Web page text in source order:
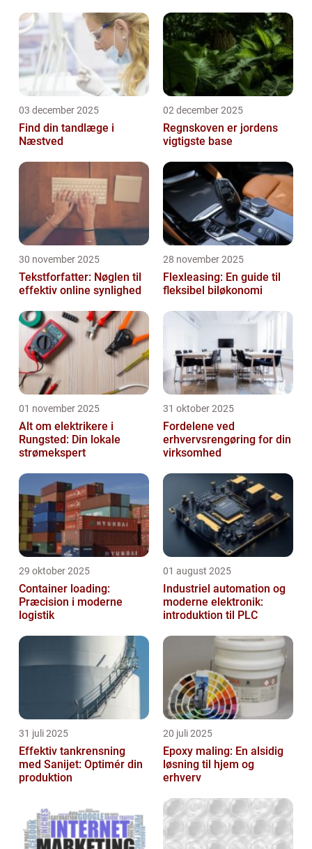
03 december 2025
Find din tandlæge i
Næstved
02 december 2025
Regnskoven er jordens
vigtigste base
30 november 2025
Tekstforfatter: Nøglen til
effektiv online synlighed
28 november 2025
Flexleasing: En guide til
fleksibel biløkonomi
01 november 2025
Alt om elektrikere i
Rungsted: Din lokale
strømekspert
31 oktober 2025
Fordelene ved
erhvervsrengøring for din
virksomhed
29 oktober 2025
Container loading:
Præcision i moderne
logistik
01 august 2025
Industriel automation og
moderne elektronik:
introduktion til PLC
31 juli 2025
Effektiv tankrensning
med Sanijet: Optimér din
produktion
20 juli 2025
Epoxy maling: En alsidig
løsning til hjem og
erhverv